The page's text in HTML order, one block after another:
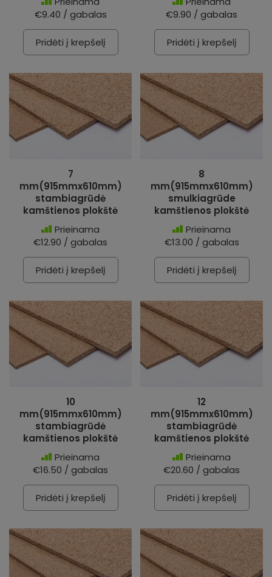
€9.40 / gabalas
Pridėti į krepšelį
€9.90 / gabalas
Pridėti į krepšelį
7
mm(915mmx610mm)
stambiagrūdė
kamštienos plokštė
Prieinama
€12.90 / gabalas
Pridėti į krepšelį
8
mm(915mmx610mm)
smulkiagrūde
kamštienos plokštė
Prieinama
€13.00 / gabalas
Pridėti į krepšelį
10
mm(915mmx610mm)
stambiagrūdė
kamštienos plokštė
Prieinama
€16.50 / gabalas
Pridėti į krepšelį
12
mm(915mmx610mm)
stambiagrūdė
kamštienos plokštė
Prieinama
€20.60 / gabalas
Pridėti į krepšelį